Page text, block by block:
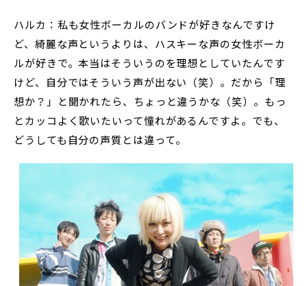
ハルカ：私も女性ボーカルのバンドが好きなんですけ
ど、綺麗な声というよりは、ハスキーな声の女性ボーカ
ルが好きで。本当はそういうのを理想としていたんです
けど、自分ではそういう声が出ない（笑）。だから「理
想か？」と聞かれたら、ちょっと違うかな（笑）。もっ
とカッコよく歌いたいって憧れがあるんですよ。でも、
どうしても自分の声質とは違って。